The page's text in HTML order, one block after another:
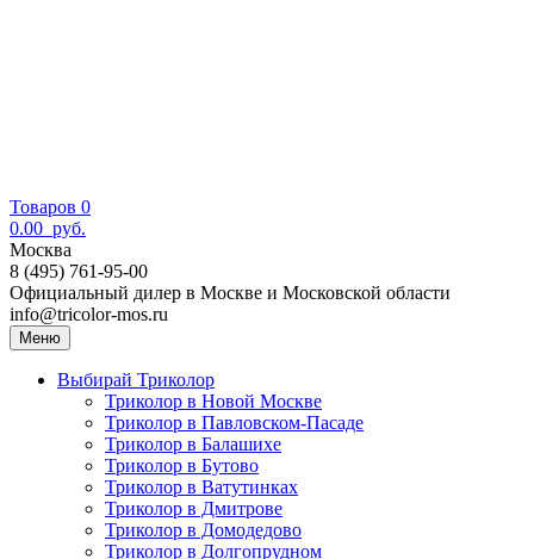
Товаров 0
0.00 руб.
Москва
8 (495) 761-95-00
Официальный дилер в Москве и Московской области
info@tricolor-mos.ru
Меню
Выбирай Триколор
Триколор в Новой Москве
Триколор в Павловском-Пасаде
Триколор в Балашихе
Триколор в Бутово
Триколор в Ватутинках
Триколор в Дмитрове
Триколор в Домодедово
Триколор в Долгопрудном